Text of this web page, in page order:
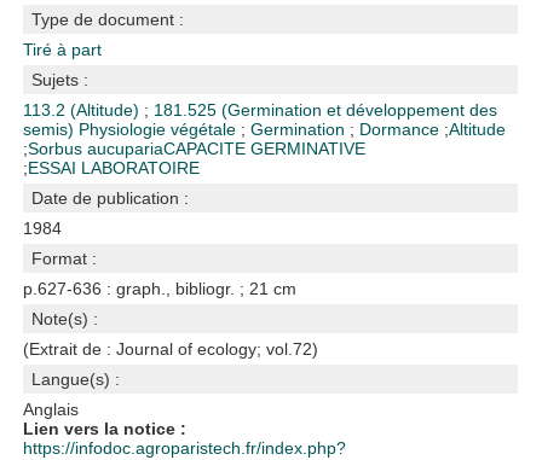
Type de document :
Tiré à part
Sujets :
113.2 (Altitude) ; 181.525 (Germination et développement des
semis) Physiologie végétale ;Germination ; Dormance ;Altitude
;Sorbus aucupariaCAPACITE GERMINATIVE
;ESSAI LABORATOIRE
Date de publication :
1984
Format :
p.627-636 : graph., bibliogr. ; 21 cm
Note(s) :
(Extrait de : Journal of ecology; vol.72)
Langue(s) :
Anglais
Lien vers la notice :
https://infodoc.agroparistech.fr/index.php?